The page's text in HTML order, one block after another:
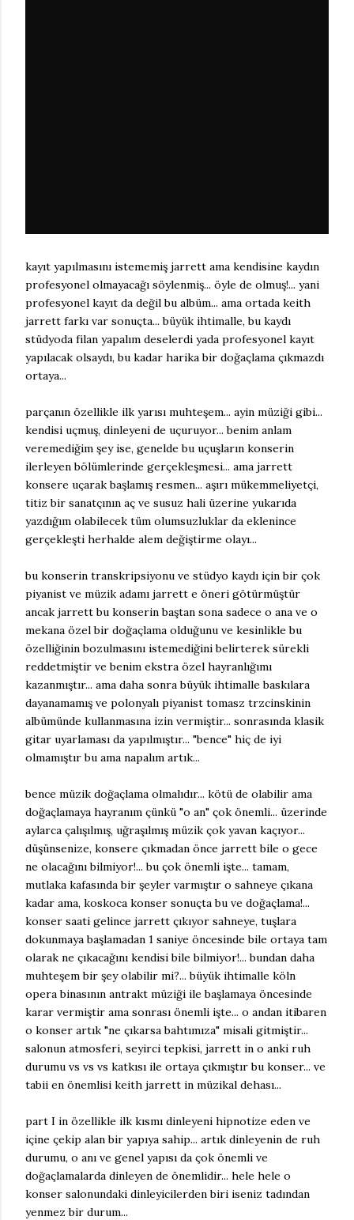
kayıt yapılmasını istememiş jarrett ama kendisine kaydın
profesyonel olmayacağı söylenmiş... öyle de olmuş!... yani
profesyonel kayıt da değil bu albüm... ama ortada keith
jarrett farkı var sonuçta... büyük ihtimalle, bu kaydı
stüdyoda filan yapalım deselerdi yada profesyonel kayıt
yapılacak olsaydı, bu kadar harika bir doğaçlama çıkmazdı
ortaya...
parçanın özellikle ilk yarısı muhteşem... ayin müziği gibi...
kendisi uçmuş, dinleyeni de uçuruyor... benim anlam
veremediğim şey ise, genelde bu uçuşların konserin
ilerleyen bölümlerinde gerçekleşmesi... ama jarrett
konsere uçarak başlamış resmen... aşırı mükemmeliyetçi,
titiz bir sanatçının aç ve susuz hali üzerine yukarıda
yazdığım olabilecek tüm olumsuzluklar da eklenince
gerçekleşti herhalde alem değiştirme olayı...
bu konserin transkripsiyonu ve stüdyo kaydı için bir çok
piyanist ve müzik adamı jarrett e öneri götürmüştür
ancak jarrett bu konserin baştan sona sadece o ana ve o
mekana özel bir doğaçlama olduğunu ve kesinlikle bu
özelliğinin bozulmasını istemediğini belirterek sürekli
reddetmiştir ve benim ekstra özel hayranlığımı
kazanmıştır... ama daha sonra büyük ihtimalle baskılara
dayanamamış ve polonyalı piyanist tomasz trzcinskinin
albümünde kullanmasına izin vermiştir... sonrasında klasik
gitar uyarlaması da yapılmıştır... "bence" hiç de iyi
olmamıştır bu ama napalım artık...
bence müzik doğaçlama olmalıdır... kötü de olabilir ama
doğaçlamaya hayranım çünkü "o an" çok önemli... üzerinde
aylarca çalışılmış, uğraşılmış müzik çok yavan kaçıyor...
düşünsenize, konsere çıkmadan önce jarrett bile o gece
ne olacağını bilmiyor!... bu çok önemli işte... tamam,
mutlaka kafasında bir şeyler varmıştır o sahneye çıkana
kadar ama, koskoca konser sonuçta bu ve doğaçlama!...
konser saati gelince jarrett çıkıyor sahneye, tuşlara
dokunmaya başlamadan 1 saniye öncesinde bile ortaya tam
olarak ne çıkacağını kendisi bile bilmiyor!... bundan daha
muhteşem bir şey olabilir mi?... büyük ihtimalle köln
opera binasının antrakt müziği ile başlamaya öncesinde
karar vermiştir ama sonrası önemli işte... o andan itibaren
o konser artık "ne çıkarsa bahtımıza" misali gitmiştir...
salonun atmosferi, seyirci tepkisi, jarrett in o anki ruh
durumu vs vs vs katkısı ile ortaya çıkmıştır bu konser... ve
tabii en önemlisi keith jarrett in müzikal dehası...
part I in özellikle ilk kısmı dinleyeni hipnotize eden ve
içine çekip alan bir yapıya sahip... artık dinleyenin de ruh
durumu, o anı ve genel yapısı da çok önemli ve
doğaçlamalarda dinleyen de önemlidir... hele hele o
konser salonundaki dinleyicilerden biri iseniz tadından
yenmez bir durum...